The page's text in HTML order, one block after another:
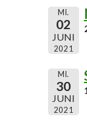
MI.
02
JUNI
2021
MI.
30
JUNI
2021